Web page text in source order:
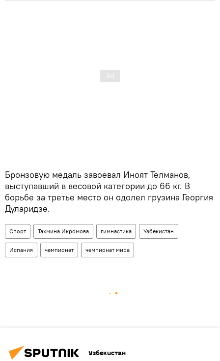
Бронзовую медаль завоевал Иноят Телманов,
выступавший в весовой категории до 66 кг. В
борьбе за третье место он одолел грузина Георгия
Дуларидзе.
Спорт Тахмина Икромова гимнастика Узбекистан
Испания чемпионат чемпионат мира
Узбекистан